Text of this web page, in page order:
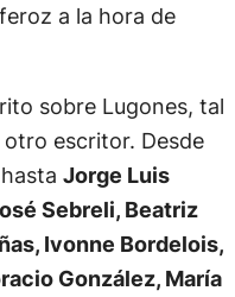
a la hora de
sobre Lugones, tal
escritor. Desde
Jorge Luis
Sebreli, Beatriz
Ivonne Bordelois,
González, María